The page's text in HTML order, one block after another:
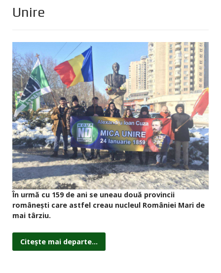
Unire
În urmă cu 159 de ani se uneau două provincii
românești care astfel creau nucleul României Mari de
mai târziu.
Citește mai departe...